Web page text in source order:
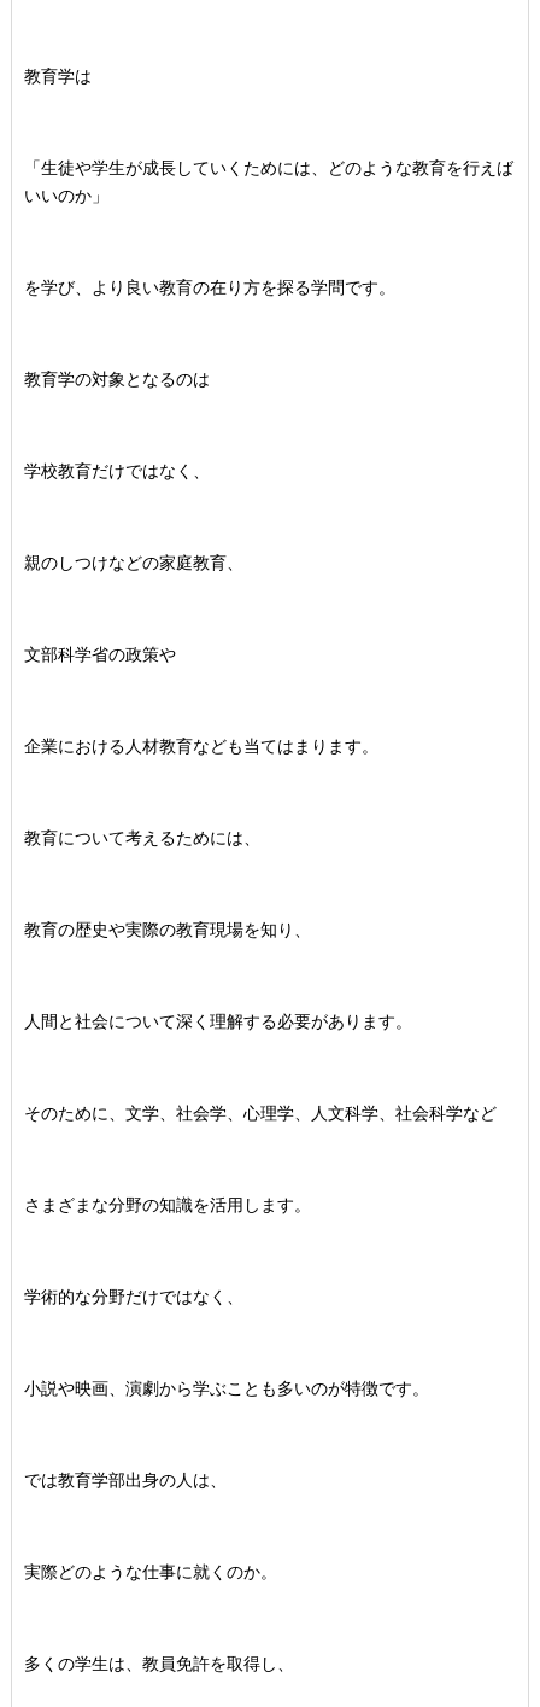
教育学は
「生徒や学生が成長していくためには、どのような教育を行えば
いいのか」
を学び、より良い教育の在り方を探る学問です。
教育学の対象となるのは
学校教育だけではなく、
親のしつけなどの家庭教育、
文部科学省の政策や
企業における人材教育なども当てはまります。
教育について考えるためには、
教育の歴史や実際の教育現場を知り、
人間と社会について深く理解する必要があります。
そのために、文学、社会学、心理学、人文科学、社会科学など
さまざまな分野の知識を活用します。
学術的な分野だけではなく、
小説や映画、演劇から学ぶことも多いのが特徴です。
では教育学部出身の人は、
実際どのような仕事に就くのか。
多くの学生は、教員免許を取得し、